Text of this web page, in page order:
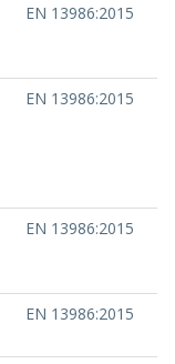
EN 13986:2015
EN 13986:2015
EN 13986:2015
EN 13986:2015